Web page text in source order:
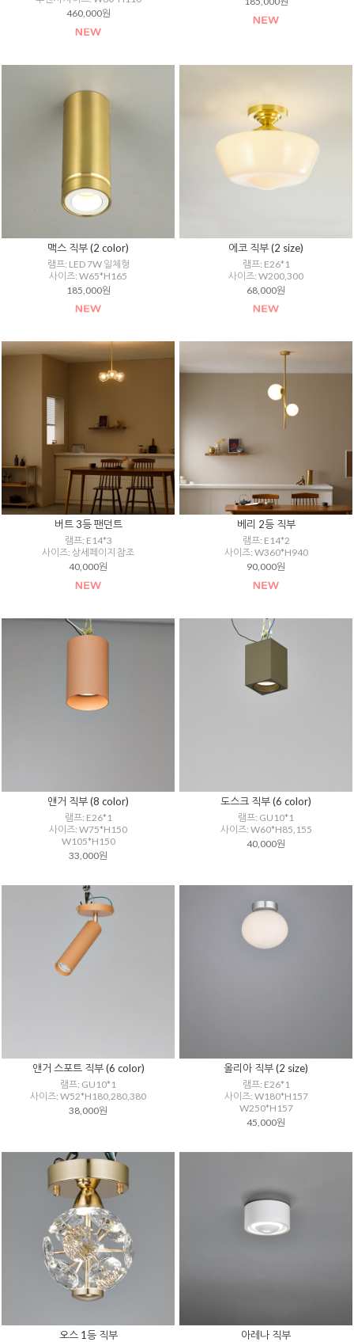
460,000원
맥스 직부 (2 color)
램프: LED 7W 일체형
사이즈: W65*H165
185,000원
에코 직부 (2 size)
램프: E26*1
사이즈: W200,300
68,000원
버트 3등 팬던트
램프: E14*3
사이즈: 상세페이지 참조
40,000원
베리 2등 직부
램프: E14*2
사이즈: W360*H940
90,000원
앤거 직부 (8 color)
램프: E26*1
사이즈: W75*H150
W105*H150
33,000원
도스크 직부 (6 color)
램프: GU10*1
사이즈: W60*H85,155
40,000원
앤거 스포트 직부 (6 color)
램프: GU10*1
사이즈: W52*H180,280,380
38,000원
올리아 직부 (2 size)
램프: E26*1
사이즈: W180*H157
W250*H157
45,000원
오스 1등 직부 아레나 직부